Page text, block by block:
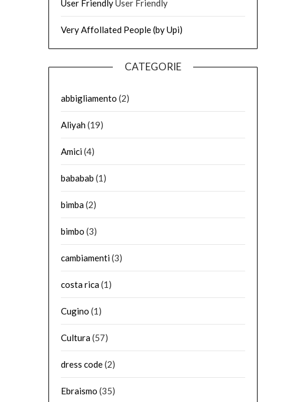
User FriendlyUser Friendly
Very Affollated People (by Upi)
CATEGORIE
abbigliamento (2)
Aliyah(19)
Amici(4)
bababab (1)
bimba(2)
bimbo (3)
cambiamenti(3)
costa rica(1)
Cugino (1)
Cultura(57)
dress code(2)
Ebraismo (35)